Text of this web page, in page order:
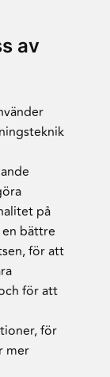
av
på
bättre
,för att
för att
,för
mer